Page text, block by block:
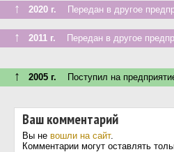
↑ 2020 г. Передан в другое
↑ 2011 г. Передан в другое
↑ 2005 г. Поступил на
Ваш комментарий
Вы не вошли на сайт.
Комментарии могут оставлять